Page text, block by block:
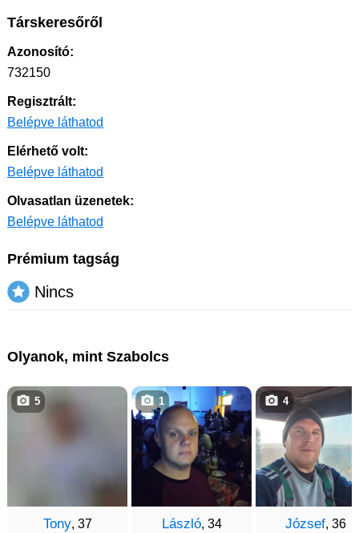
Társkeresőről
Azonosító:
732150
Regisztrált:
Belépve láthatod
Elérhető volt:
Belépve láthatod
Olvasatlan üzenetek:
Belépve láthatod
Prémium tagság
Nincs
Olyanok, mint Szabolcs
Tony, 37
5
László, 34
1
József, 36
4